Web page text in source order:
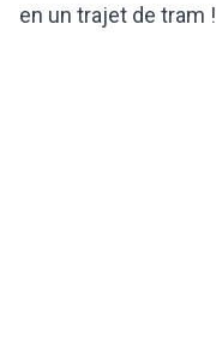
en un trajet de tram !